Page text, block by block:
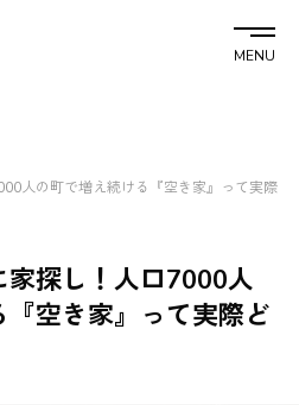
MENU
人の町で増え続ける『空き家』って実際
家探し！人口7000人
空き家』って実際ど